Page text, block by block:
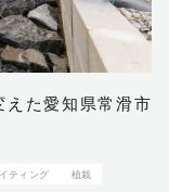
えた愛知県常滑市
ティング 植栽